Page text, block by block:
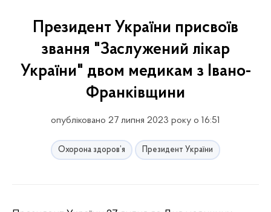
Президент України присвоїв
звання "Заслужений лікар
України" двом медикам з Івано-
Франківщини
опубліковано 27 липня 2023 року о 16:51
Охорона здоров’я Президент України